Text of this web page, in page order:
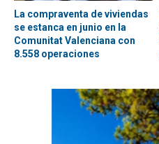
La compraventa de viviendas
se estanca en junio en la
Comunitat Valenciana con
8.558 operaciones